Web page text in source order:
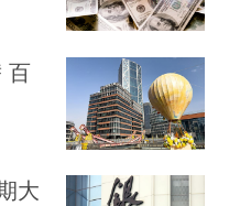
百
大